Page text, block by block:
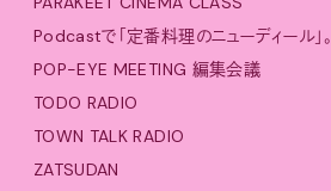
Podcastで「定番料理のニューディール」。
POP-EYE MEETING 編集会議
TODO RADIO
TOWN TALK RADIO
ZATSUDAN